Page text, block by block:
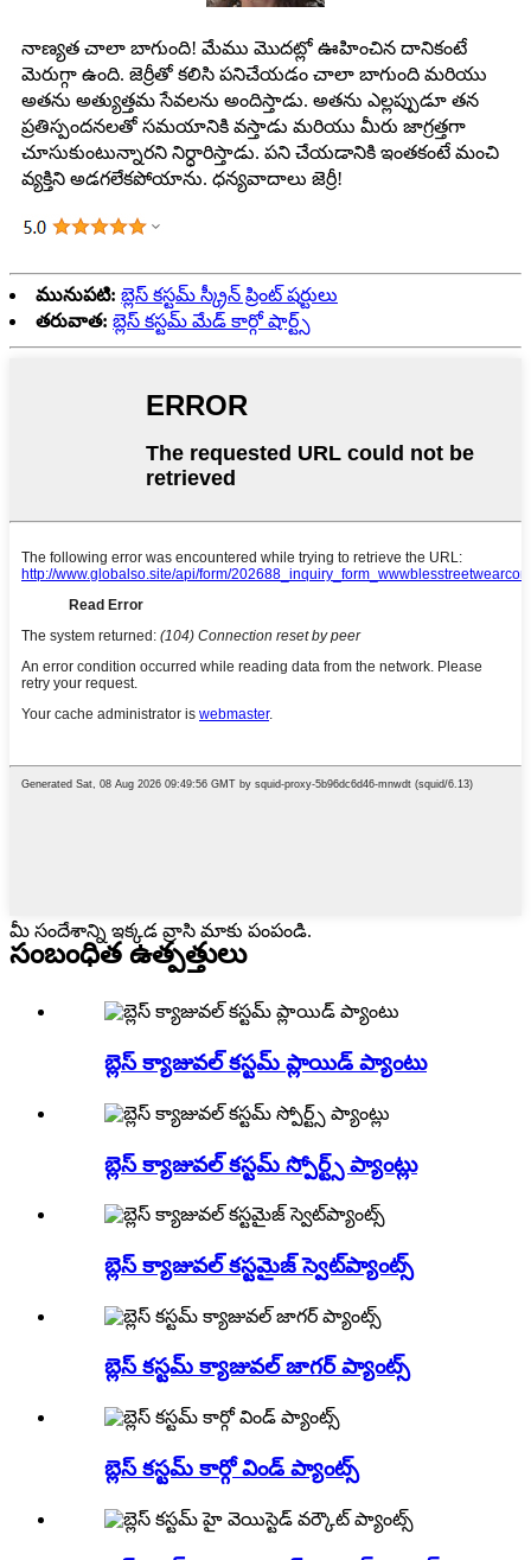
నాణ్యత చాలా బాగుంది! మేము మొదట్లో ఊహించిన దానికంటే
మెరుగ్గా ఉంది. జెర్రీతో కలిసి పనిచేయడం చాలా బాగుంది మరియు
అతను అత్యుత్తమ సేవలను అందిస్తాడు. అతను ఎల్లప్పుడూ తన
ప్రతిస్పందనలతో సమయానికి వస్తాడు మరియు మీరు జాగ్రత్తగా
చూసుకుంటున్నారని నిర్ధారిస్తాడు. పని చేయడానికి ఇంతకంటే మంచి
వ్యక్తిని అడగలేకపోయాను. ధన్యవాదాలు జెర్రీ!
మునుపటి: బ్లెస్ కస్టమ్ స్క్రీన్ ప్రింట్ షర్టులు
తరువాత: బ్లెస్ కస్టమ్ మేడ్ కార్గో షార్ట్స్
మీ సందేశాన్ని ఇక్కడ వ్రాసి మాకు పంపండి.
సంబంధిత ఉత్పత్తులు
బ్లెస్ క్యాజువల్ కస్టమ్ ప్లాయిడ్ ప్యాంటు
బ్లెస్ క్యాజువల్ కస్టమ్ స్పోర్ట్స్ ప్యాంట్లు
బ్లెస్ క్యాజువల్ కస్టమైజ్ స్వెట్‌ప్యాంట్స్
బ్లెస్ కస్టమ్ క్యాజువల్ జాగర్ ప్యాంట్స్
బ్లెస్ కస్టమ్ కార్గో విండ్ ప్యాంట్స్